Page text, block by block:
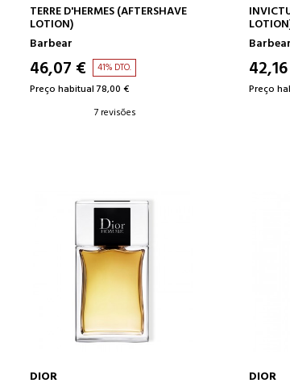
ADICIONAR AO CARRINHO
TERRE D'HERMES (AFTERSHAVE
LOTION)
Barbear
46,07 € 41% DTO.
Preço habitual 78,00 €
7 revisões
Barbear
Preço
DIOR
DIOR